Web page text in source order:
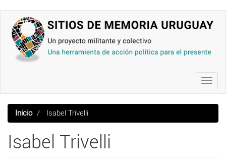
contenido
principal
Inicio Isabel Trivelli
Isabel Trivelli